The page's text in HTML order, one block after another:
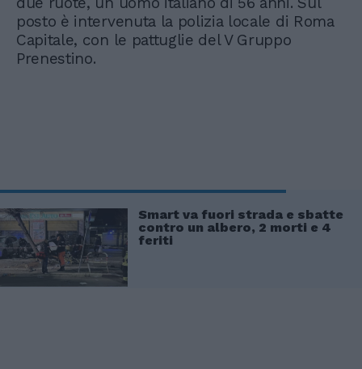
posto è intervenuta la polizia locale di Roma
Capitale, con le pattuglie del V Gruppo
Prenestino.
Smart va fuori strada e sbatte
contro un albero, 2 morti e 4
feriti